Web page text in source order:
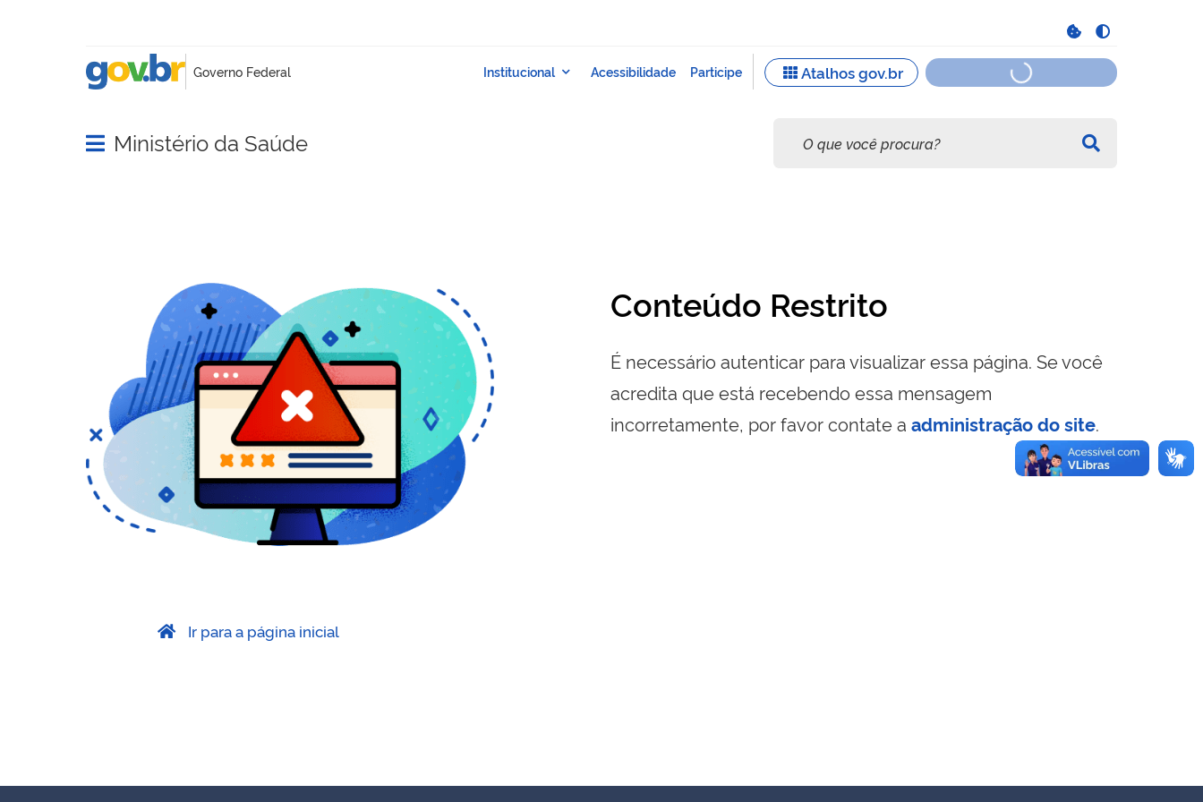
Abrir menu principal de navegação
Ministério da Saúde
Conteúdo Restrito
É necessário autenticar para visualizar essa página. Se você
acredita que está recebendo essa mensagem
incorretamente, por favor contate a administração do site.
Ir para a página inicial